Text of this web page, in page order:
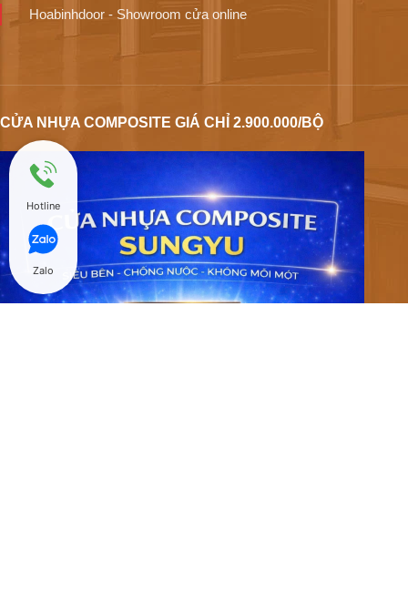
Hoabinhdoor - Showroom cửa online
CỬA NHỰA COMPOSITE GIÁ CHỈ 2.900.000/BỘ
Hotline
Zalo